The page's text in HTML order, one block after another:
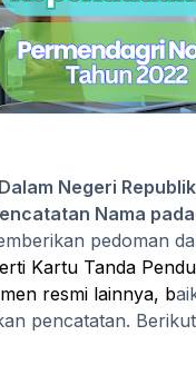
Negeri
Nama
pedoman
Kartu Tanda
resmi lainnya, b
pencatatan.